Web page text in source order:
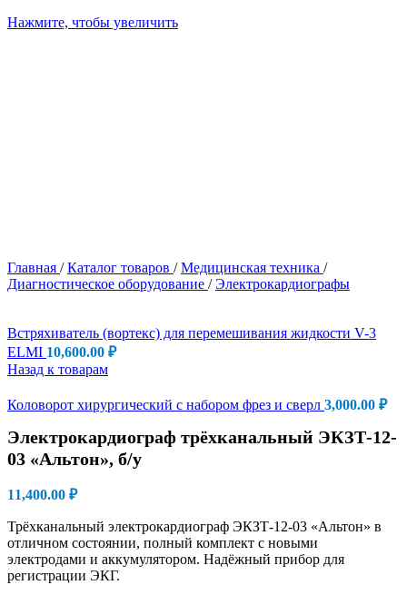
Нажмите, чтобы увеличить
Главная / Каталог товаров / Медицинская техника /
Диагностическое оборудование / Электрокардиографы
Встряхиватель (вортекс) для перемешивания жидкости V-3
ELMI 10,600.00 ₽
Назад к товарам
Коловорот хирургический с набором фрез и сверл 3,000.00 ₽
Электрокардиограф трёхканальный ЭКЗТ-12-
03 «Альтон», б/у
11,400.00 ₽
Трёхканальный электрокардиограф ЭКЗТ-12-03 «Альтон» в
отличном состоянии, полный комплект с новыми
электродами и аккумулятором. Надёжный прибор для
регистрации ЭКГ.